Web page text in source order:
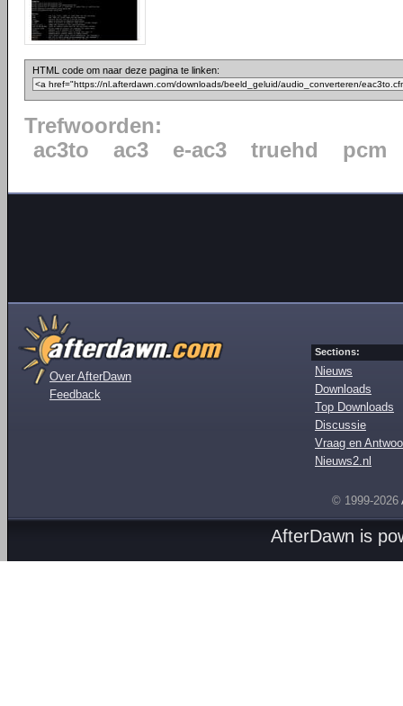
HTML code om naar deze pagina te linken:
Trefwoorden:
ac3to
ac3 e-ac3 truehd pcm
Over AfterDawn
Feedback
Sections:
Nieuws
Downloads
Top Downloads
Discussie
Vraag en
Nieuws2.nl
© 1999-2026
AfterDawn is